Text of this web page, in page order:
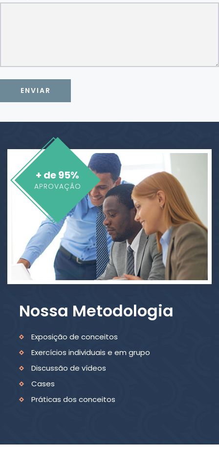
ENVIAR
+ de 95%
APROVAÇÃO
Nossa Metodologia
Exposição de conceitos
Exercícios individuais e em grupo
Discussão de vídeos
Cases
Práticas dos conceitos